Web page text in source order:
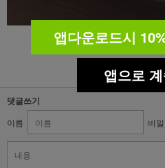
댓글쓰기
이름 비
앱다운로드시
앱으로